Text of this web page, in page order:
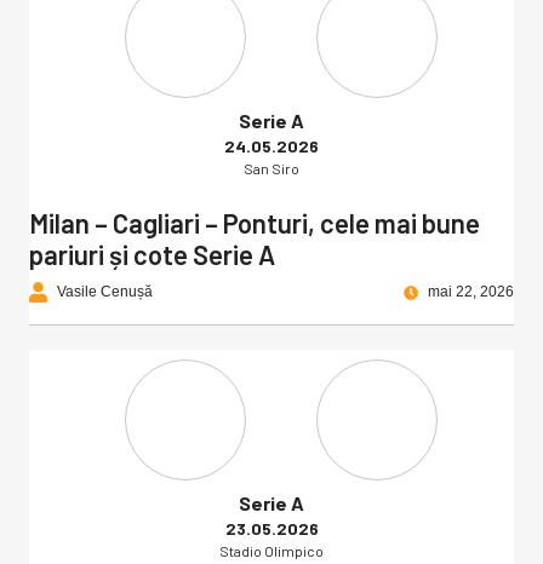
Serie A
24.05.2026
San Siro
Milan – Cagliari – Ponturi, cele mai bune
pariuri și cote Serie A
Vasile Cenușă mai 22, 2026
Serie A
23.05.2026
Stadio Olimpico